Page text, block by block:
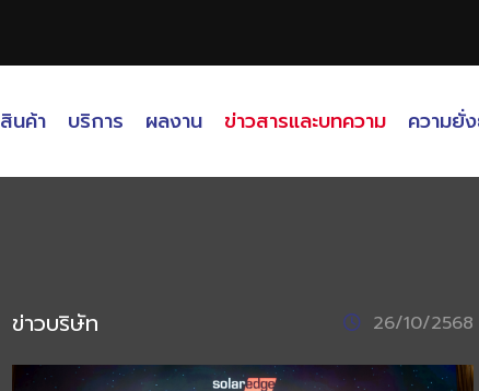
สินค้า บริการ ผลงาน ข่าวสารและบทความ ความยั่
ข่าวบริษัท 26/10/2568